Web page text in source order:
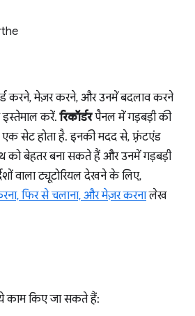
करने, मेज़र करने, और उनमें बदलाव करने
करें.रिकॉर्डरपैनल में गड़बड़ी की
सेट होता है. इनकी मदद से, फ़्रंटएंड
को बेहतर बना सकते हैं और उनमें गड़बड़ी
वाला ट्यूटोरियल देखने के लिए,
फिर से चलाना, और मेज़र करनालेख
काम किए जा सकते हैं: